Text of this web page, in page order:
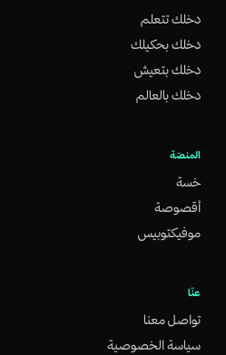
دخلك تتعلم
دخلك بحكيلك
دخلك بتعيش
دخلك بالعالم
المنصّة
خسة
أقصوصة
موفيكتوبيس
عنّا
تواصل معنا
سياسة الخصوصية